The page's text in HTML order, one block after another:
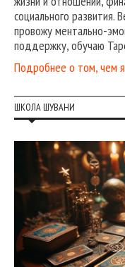
социального
провожу ментально-
поддержку, обучаю
Подробнее о том, чем
ШКОЛА ШУВАНИ